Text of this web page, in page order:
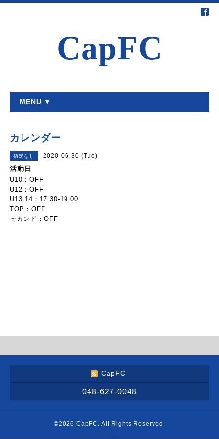
CapFC
MENU ▼
カレンダー
指定なし 2020-06-30 (Tue)
活動日
U10：OFF
U12：OFF
U13.14：17:30-19:00
TOP：OFF
セカンド：OFF
CapFC
048-627-0048
©2026 CapFC . All Rights Reserved.